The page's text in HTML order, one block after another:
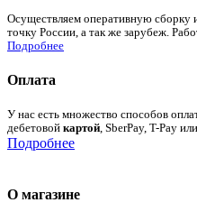
Осуществляем оперативную
точку России, а так же зарубеж.
Подробнее
Оплата
У нас есть множество способов
дебетовой картой , SberPay, T-Pay
Подробнее
О магазине